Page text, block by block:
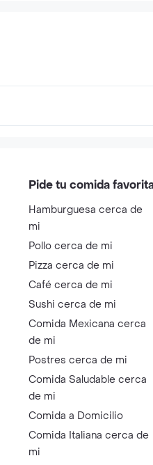
Pide tu comida
Hamburguesa cerca de
mi
Pollo cerca de mi
Pizza cerca de mi
Café cerca de mi
Sushi cerca de mi
Comida Mexicana cerca
de mi
Postres cerca de mi
Comida Saludable cerca
de mi
Comida a Domicilio
Comida Italiana cerca de
mi